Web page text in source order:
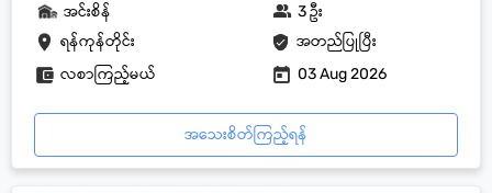
ရန်ကုန်တိုင်း အတည်ပြုပြီး
အင်းစိန် 3 ဦး
လစာကြည့်မယ် 03 Aug 2026
အသေးစိတ်ကြည့်ရန်